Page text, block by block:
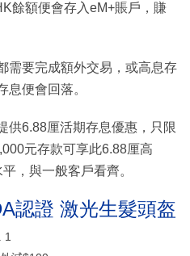
餘額便會存入eM+賬戶，賺
需要完成額外交易，或高息存
息便會回落。
供6.88厘活期存息優惠，只限
元存款可享此6.88厘高
，與一般客戶看齊。
認證 激光生髮頭盔
1